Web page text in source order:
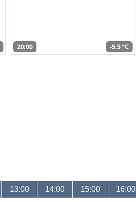
20:00 -5,5 °C
13:00 14:00 15:00 16:00